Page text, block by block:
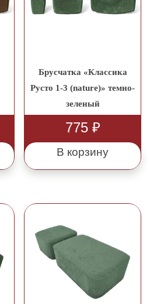
Брусчатка «Классика
Русто 1-3 (nature)» темно-
зеленый
775 ₽
В корзину